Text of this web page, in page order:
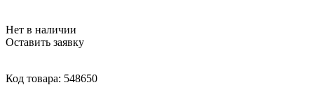
Нет в наличии
Оставить заявку
Код товара: 548650